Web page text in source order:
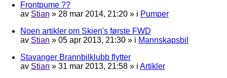
Frontpume ??
av Stian » 28 mar 2014, 21:20 » i Pumper
Noen artikler om Skien's første FWD
av Stian » 05 apr 2013, 21:30 » i Mannskapsbil
Stavanger Brannbilklubb flytter
av Stian » 31 mar 2013, 21:58 » i Artikler